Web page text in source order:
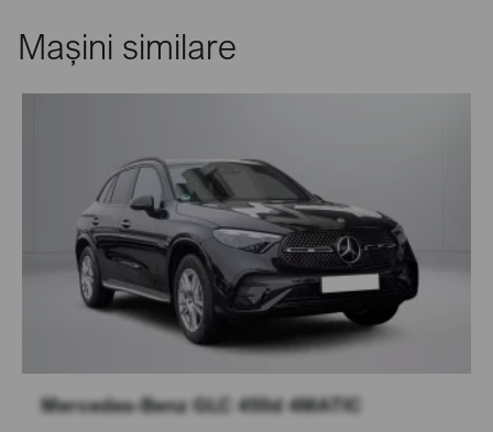
Mașini similare
Mercedes-Benz GLC 450d 4MATIC